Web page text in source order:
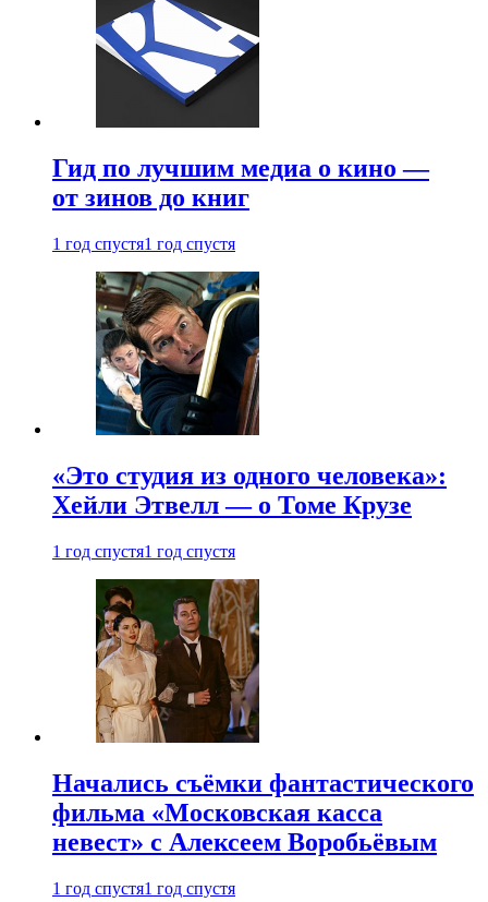
Гид по лучшим медиа о кино —
от зинов до книг
1 год спустя1 год спустя
«Это студия из одного человека»:
Хейли Этвелл — о Томе Крузе
1 год спустя1 год спустя
Начались съёмки фантастического
фильма «Московская касса
невест» с Алексеем Воробьёвым
1 год спустя1 год спустя